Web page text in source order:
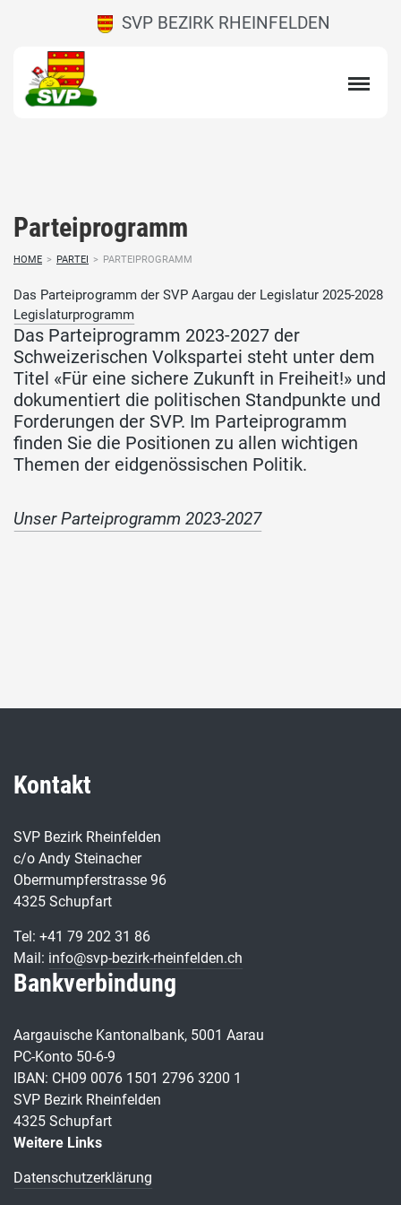
SVP BEZIRK RHEINFELDEN
Parteiprogramm
HOME > PARTEI > PARTEIPROGRAMM
Das Parteiprogramm der SVP Aargau der Legislatur 2025-2028
Legislaturprogramm
Das Parteiprogramm 2023-2027 der
Schweizerischen Volkspartei steht unter dem
Titel «Für eine sichere Zukunft in Freiheit!» und
dokumentiert die politischen Standpunkte und
Forderungen der SVP. Im Parteiprogramm
finden Sie die Positionen zu allen wichtigen
Themen der eidgenössischen Politik.
Unser Parteiprogramm 2023-2027
Kontakt
SVP Bezirk Rheinfelden
c/o Andy Steinacher
Obermumpferstrasse 96
4325 Schupfart
Tel: +41 79 202 31 86
Mail: info@svp-bezirk-rheinfelden.ch
Bankverbindung
Aargauische Kantonalbank, 5001 Aarau
PC-Konto 50-6-9
IBAN: CH09 0076 1501 2796 3200 1
SVP Bezirk Rheinfelden
4325 Schupfart
Weitere Links
Datenschutzerklärung